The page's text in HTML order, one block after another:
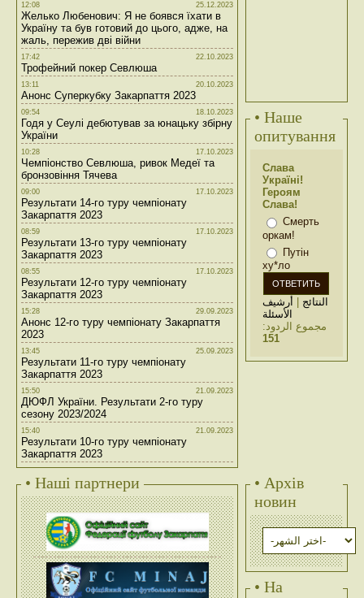
12:08 25.12.2023
Желько Любенович: Я не боявся їхати в
Україну та був готовий до цього, адже, на
жаль, пережив дві війни
17:42 22.10.2023
Трофейний покер Севлюша
13:11 20.10.2023
Анонс Суперкубку Закарпаття 2023
09:54 18.10.2023
Годя у Сеулі дебютував за юнацьку збірну
України
10:28 17.10.2023
Чемпіонство Севлюша, ривок Медеї та
бронзовіння Тячева
09:00 17.10.2023
Результати 14-го туру чемпіонату
Закарпаття 2023
08:59 17.10.2023
Результати 13-го туру чемпіонату
Закарпаття 2023
08:55 17.10.2023
Результати 12-го туру чемпіонату
Закарпаття 2023
15:28 29.09.2023
Анонс 12-го туру чемпіонату Закарпаття
2023
13:45 25.09.2023
Результати 11-го туру чемпіонату
Закарпаття 2023
15:50 21.09.2023
ДЮФЛ України. Результати 2-го туру
сезону 2023/2024
15:40 21.09.2023
Результати 10-го туру чемпіонату
Закарпаття 2023
• Наше
опитування
Слава
Україні!
Героям
Слава!
Смерть
оркам!
Путін
ху*ло
النتائج | أرشيف
الأسئلة
مجموع الردود:
151
• Наші партнери
• Архів
новин
• На